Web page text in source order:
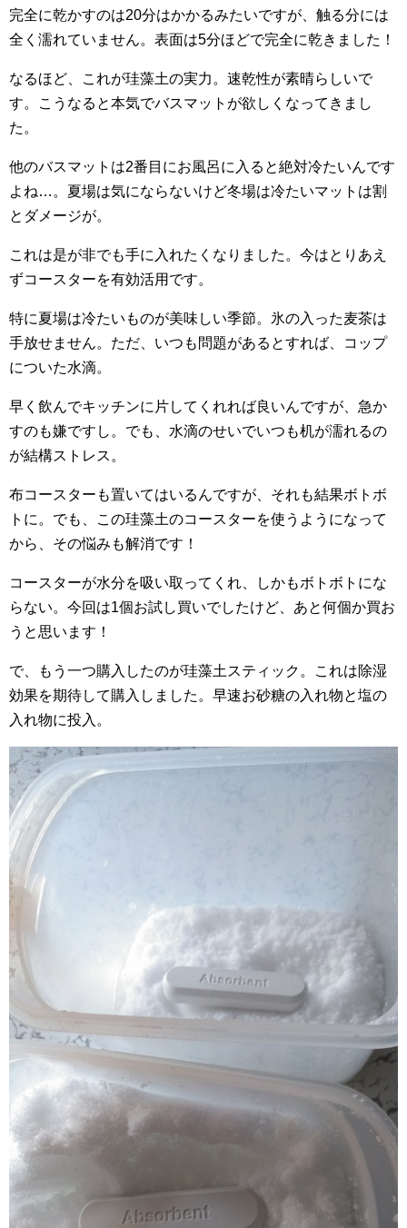
完全に乾かすのは20分はかかるみたいですが、触る分には
全く濡れていません。表面は5分ほどで完全に乾きました！
なるほど、これが珪藻土の実力。速乾性が素晴らしいで
す。こうなると本気でバスマットが欲しくなってきまし
た。
他のバスマットは2番目にお風呂に入ると絶対冷たいんです
よね…。夏場は気にならないけど冬場は冷たいマットは割
とダメージが。
これは是が非でも手に入れたくなりました。今はとりあえ
ずコースターを有効活用です。
特に夏場は冷たいものが美味しい季節。氷の入った麦茶は
手放せません。ただ、いつも問題があるとすれば、コップ
についた水滴。
早く飲んでキッチンに片してくれれば良いんですが、急か
すのも嫌ですし。でも、水滴のせいでいつも机が濡れるの
が結構ストレス。
布コースターも置いてはいるんですが、それも結果ボトボ
トに。でも、この珪藻土のコースターを使うようになって
から、その悩みも解消です！
コースターが水分を吸い取ってくれ、しかもボトボトにな
らない。今回は1個お試し買いでしたけど、あと何個か買お
うと思います！
で、もう一つ購入したのが珪藻土スティック。これは除湿
効果を期待して購入しました。早速お砂糖の入れ物と塩の
入れ物に投入。